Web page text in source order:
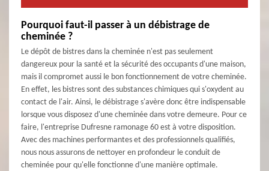
Pourquoi faut-il passer à un débistrage de
cheminée ?
Le dépôt de bistres dans la cheminée n'est pas seulement
dangereux pour la santé et la sécurité des occupants d'une maison,
mais il compromet aussi le bon fonctionnement de votre cheminée.
En effet, les bistres sont des substances chimiques qui s'oxydent au
contact de l'air. Ainsi, le débistrage s'avère donc être indispensable
lorsque vous disposez d'une cheminée dans votre demeure. Pour ce
faire, l'entreprise Dufresne ramonage 60 est à votre disposition.
Avec des machines performantes et des professionnels qualifiés,
nous nous assurons de nettoyer en profondeur le conduit de
cheminée pour qu'elle fonctionne d'une manière optimale.